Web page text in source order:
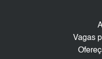
Vagas